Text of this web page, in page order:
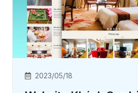
2023/05/18